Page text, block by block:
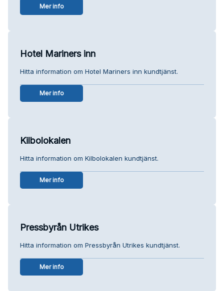
Mer info
Hotel Mariners inn
Hitta information om Hotel Mariners inn kundtjänst.
Mer info
Kilbolokalen
Hitta information om Kilbolokalen kundtjänst.
Mer info
Pressbyrån Utrikes
Hitta information om Pressbyrån Utrikes kundtjänst.
Mer info